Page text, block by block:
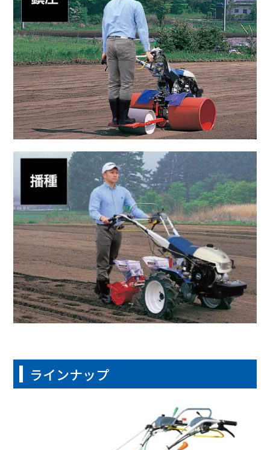
ラインナップ